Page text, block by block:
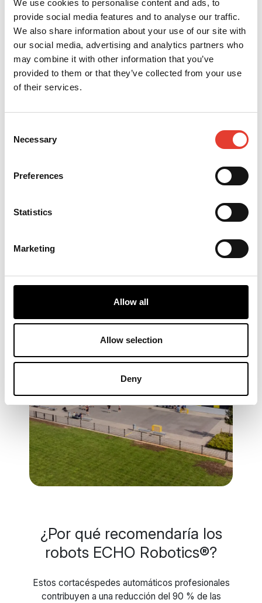
We use cookies to personalise content and ads, to
provide social media features and to analyse our traffic.
We also share information about your use of our site with
our social media, advertising and analytics partners who
may combine it with other information that you’ve
provided to them or that they’ve collected from your use
of their services.
Selection
Necessary
Preferences
Statistics
Marketing
Allow all
Allow selection
Deny
¿Cuáles son los beneficios
concretos para sus espacios
antiguos cortacéspedes tradicionales. Por no
hablar de la seguridad, la precisión de la siega y la
estética de nuestros terrenos.
¿Por qué recomendaría los
robots ECHO Robotics®?
Estos cortacéspedes automáticos profesionales
contribuyen a una reducción del 90 % de las